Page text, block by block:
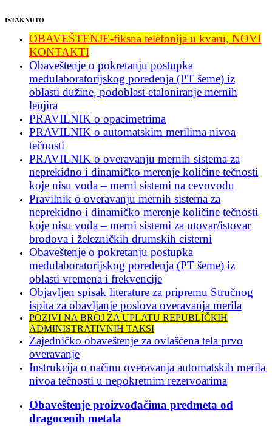
ISTAKNUTO
OBAVEŠTENJE-fiksna telefonija u kvaru, NOVI
KONTAKTI
Obaveštenje o pokretanju postupka
međulaboratorijskog poređenja (PT šeme) iz
oblasti dužine, podoblast etaloniranje mernih
lenjira
PRAVILNIK o opacimetrima
PRAVILNIK o automatskim merilima nivoa
tečnosti
PRAVILNIK o overavanju mernih sistema za
neprekidno i dinamičko merenje količine tečnosti
koje nisu voda – merni sistemi na cevovodu
Pravilnik o overavanju mernih sistema za
neprekidno i dinamičko merenje količine tečnosti
koje nisu voda – merni sistemi za utovar/istovar
brodova i železničkih drumskih cisterni
Obaveštenje o pokretanju postupka
međulaboratorijskog poređenja (PT šeme) iz
oblasti vremena i frekvencije
Objavljen spisak literature za pripremu Stručnog
ispita za obavljanje poslova overavanja merila
POZIVI NA BROJ ZA UPLATU REPUBLIČКIH
ADMINISTRATIVNIH TAКSI
Zajedničko obaveštenje za ovlašćena tela prvo
overavanje
Instrukcija o načinu overavanja automatskih merila
nivoa tečnosti u nepokretnim rezervoarima
Obaveštenje proizvođačima predmeta od
dragocenih metala